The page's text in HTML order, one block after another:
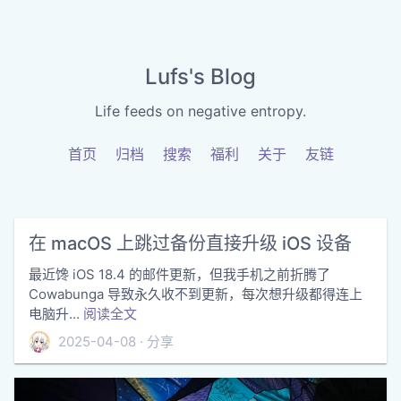
Lufs's Blog
Life feeds on negative entropy.
首页 归档 搜索 福利 关于 友链
在 macOS 上跳过备份直接升级 iOS 设备
最近馋 iOS 18.4 的邮件更新，但我手机之前折腾了
Cowabunga 导致永久收不到更新，每次想升级都得连上
电脑升… 阅读全文
2025-04-08
分享